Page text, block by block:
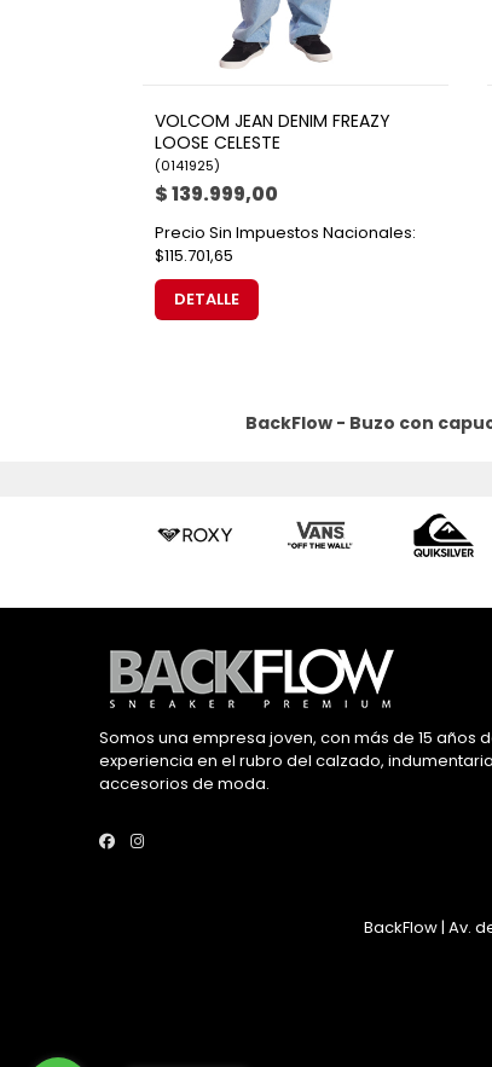
VOLCOM JEAN DENIM FREAZY
LOOSE CELESTE
(0141925)
$ 139.999,00
Precio Sin Impuestos Nacionales:
$115.701,65
DETALLE
BackFlow - Buzo con
Somos una empresa joven, con más de 15 años
experiencia en el rubro del calzado,
accesorios de moda.
BackFlow | Av.